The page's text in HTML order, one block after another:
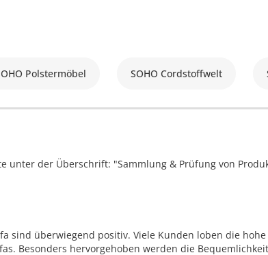
Polstermöbel SOHO Cordstoffwelt
der Überschrift: "Sammlung & Prüfung von
sind überwiegend positiv. Viele Kunden loben die
Besonders hervorgehoben werden die